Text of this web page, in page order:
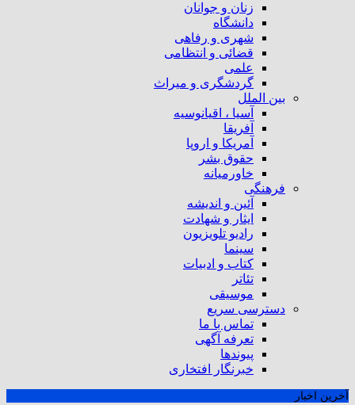
زنان و جوانان
دانشگاه
شهری و رفاهی
قضائی و انتظامی
علمی
گردشگری و میراث
بین الملل
آسیا ، اقیانوسیه
آفریقا
آمریکا و اروپا
حقوق بشر
خاورمیانه
فرهنگی
آئین و اندیشه
ایثار و شهادت
رادیو تلویزیون
سینما
کتاب و ادبیات
تئاتر
موسیقی
دسترسی سریع
تماس با ما
تعرفه آگهی
پیوندها
خبرنگار افتخاری
آخرین اخبار